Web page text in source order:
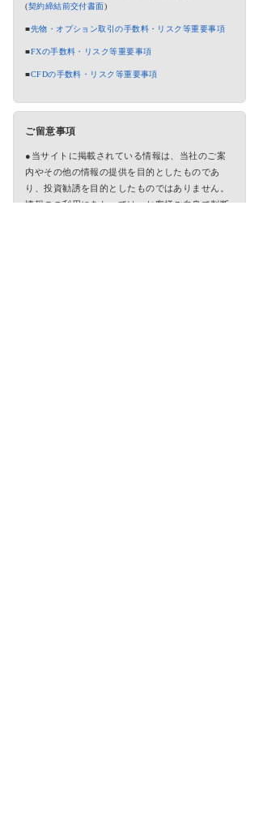
(契約締結前交付書面)
■先物・オプション取引の手数料・リスク等重要事項
■FXの手数料・リスク等重要事項
■CFDの手数料・リスク等重要事項
ご留意事項
●当サイトに掲載されている情報は、当社のご案
内やその他の情報の提供を目的としたものであ
り、投資勧誘を目的としたものではありません。
情報のご利用にあたっては、お客様ご自身で判断